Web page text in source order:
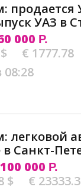
продается
УАЗ в
000 Р.
€ 1777.78
08:28
легковой
Санкт-
000 Р.
$
€